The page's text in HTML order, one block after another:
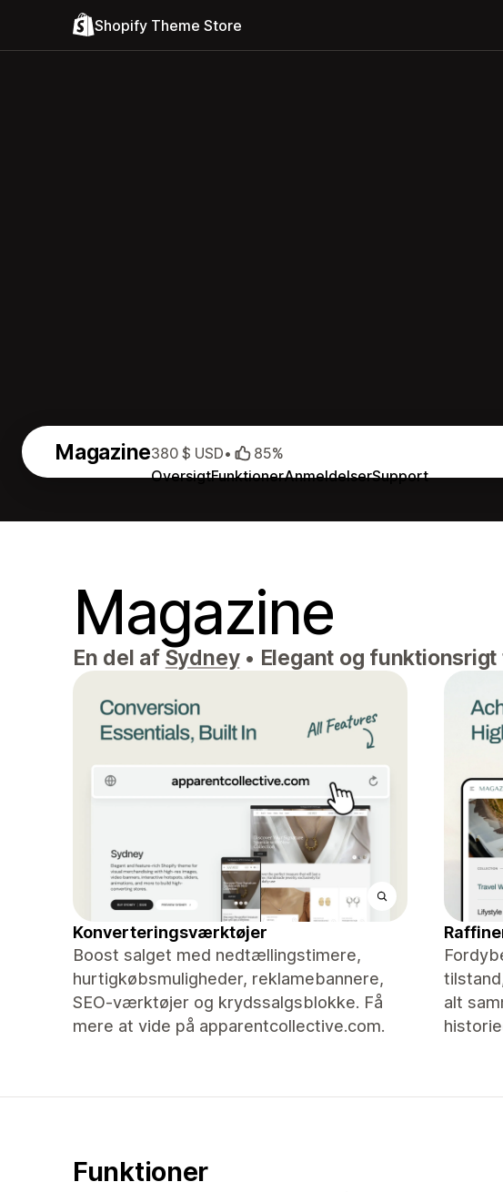
Shopify Theme Store
Magazine
OversigtFunktionerAnmeldelserSupport
380 $ USD• 85%
Magazine
En del af Sydney • Elegant og
Konverteringsværktøjer
Boost salget med nedtællingstimere,
hurtigkøbsmuligheder, reklamebannere,
SEO-værktøjer og krydssalgsblokke. Få
mere at vide på apparentcollective.com.
alt
Funktioner